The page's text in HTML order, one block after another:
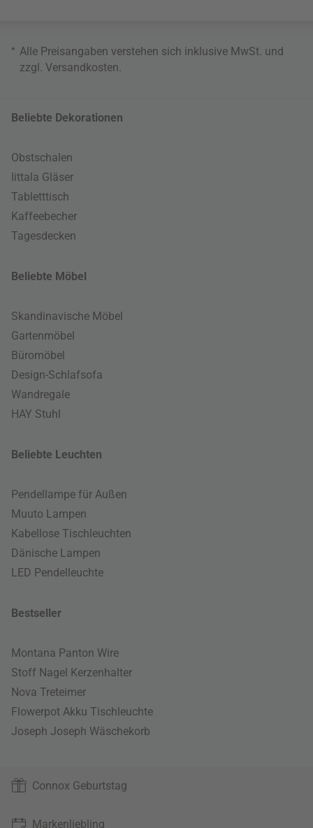
* Alle Preisangaben verstehen sich inklusive MwSt. und
zzgl. Versandkosten
Beliebte Dekorationen
Obstschalen
Iittala Gläser
Tabletttisch
Kaffeebecher
Tagesdecken
Beliebte Möbel
Skandinavische Möbel
Gartenmöbel
Büromöbel
Design-Schlafsofa
Wandregale
HAY Stuhl
Beliebte Leuchten
Pendellampe für Außen
Muuto Lampen
Kabellose Tischleuchten
Dänische Lampen
LED Pendelleuchte
Bestseller
Montana Panton Wire
Stoff Nagel Kerzenhalter
Nova Treteimer
Flowerpot Akku Tischleuchte
Joseph Joseph Wäschekorb
Connox Geburtstag
Markenliebling